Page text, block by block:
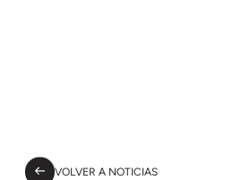
VOLVER A NOTICIAS